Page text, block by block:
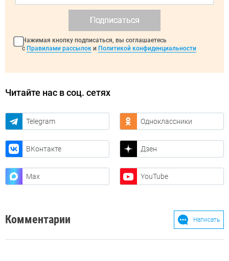
Подписаться
Нажимая кнопку подписаться, вы соглашаетесь
с Правилами рассылок и Политикой конфиденциальности
Читайте нас в соц. сетях
Telegram Одноклассники
ВКонтакте Дзен
Max YouTube
Комментарии Написать